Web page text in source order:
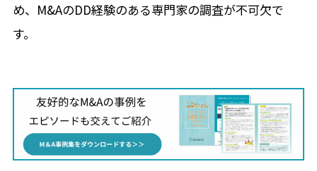
め、M&AのDD経験のある専門家の調査が不可欠で
す。